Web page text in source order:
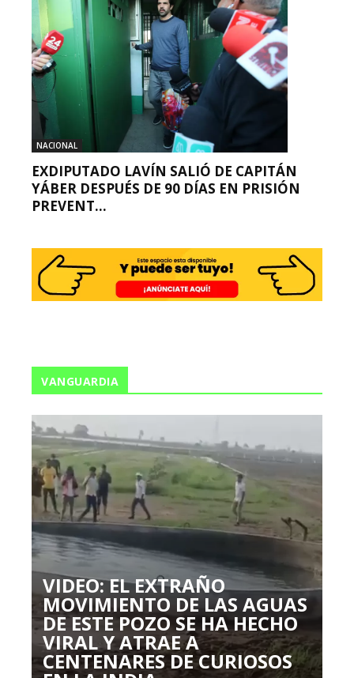
NACIONAL
EXDIPUTADO LAVÍN SALIÓ DE CAPITÁN
YÁBER DESPUÉS DE 90 DÍAS EN PRISIÓN
PREVENT...
VANGUARDIA
VIDEO: EL EXTRAÑO
MOVIMIENTO DE LAS AGUAS
DE ESTE POZO SE HA HECHO
VIRAL Y ATRAE A
CENTENARES DE CURIOSOS